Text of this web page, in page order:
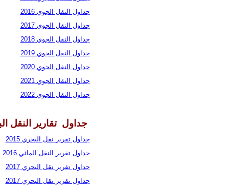
جداول النقل الجوي 2016
جداول النقل الجوي 2017
جداول النقل الجوي 2018
جداول النقل الجوي 2019
جداول النقل الجوي 2020
جداول النقل الجوي 2021
جداول النقل الجوي 2022
جداول تقارير النقل
جداول تقرير نقل البحري 2015
جداول تقرير النقل المائي 2016
جداول تقرير نقل البحري 2017
جداول تقرير نقل البحري 2017